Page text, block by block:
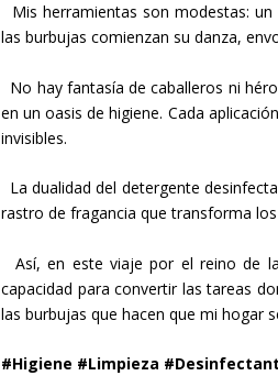
Mis herramientas son modestas: un
las burbujas comienzan su danza,
No hay fantasía de caballeros ni
en un oasis de higiene. Cada
invisibles.
La dualidad del detergente
rastro de fragancia que transforma
Así, en este viaje por el reino de
capacidad para convertir las tareas
las burbujas que hacen que mi hogar
#Higiene #Limpieza